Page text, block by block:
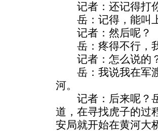
记者：还记得打
岳：记得，能叫上
记者：然后呢？
岳：疼得不行，我
记者：怎么说的
岳：我说我在军渡
河。
记者：后来呢？岳
道，在寻找虎子的过
安局就开始在黄河大